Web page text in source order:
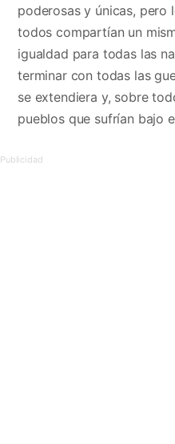
poderosas y únicas, pero
todos compartían un
igualdad para todas las
terminar con todas las
se extendiera y, sobre
pueblos que sufrían bajo